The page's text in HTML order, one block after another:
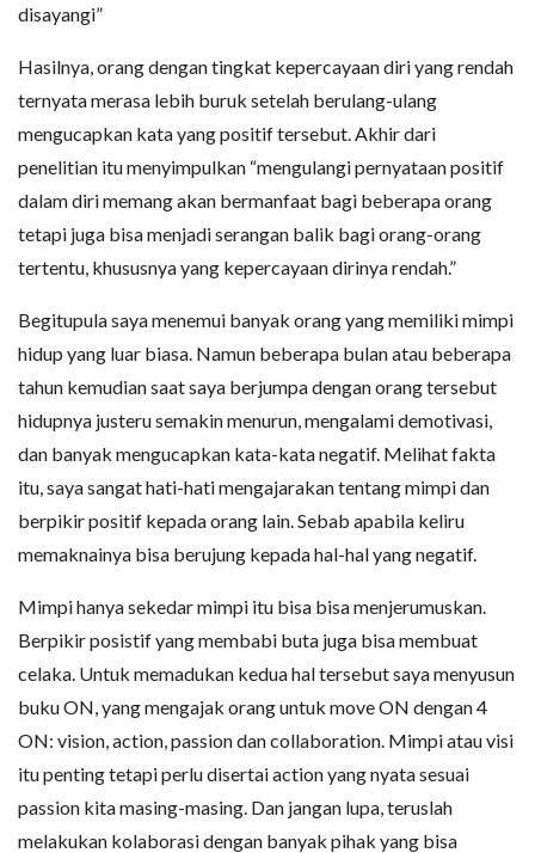
disayangi”
Hasilnya, orang dengan tingkat kepercayaan diri yang rendah
ternyata merasa lebih buruk setelah berulang-ulang
mengucapkan kata yang positif tersebut. Akhir dari
penelitian itu menyimpulkan “mengulangi pernyataan positif
dalam diri memang akan bermanfaat bagi beberapa orang
tetapi juga bisa menjadi serangan balik bagi orang-orang
tertentu, khususnya yang kepercayaan dirinya rendah.”
Begitupula saya menemui banyak orang yang memiliki mimpi
hidup yang luar biasa. Namun beberapa bulan atau beberapa
tahun kemudian saat saya berjumpa dengan orang tersebut
hidupnya justeru semakin menurun, mengalami demotivasi,
dan banyak mengucapkan kata-kata negatif. Melihat fakta
itu, saya sangat hati-hati mengajarakan tentang mimpi dan
berpikir positif kepada orang lain. Sebab apabila keliru
memaknainya bisa berujung kepada hal-hal yang negatif.
Mimpi hanya sekedar mimpi itu bisa bisa menjerumuskan.
Berpikir posistif yang membabi buta juga bisa membuat
celaka. Untuk memadukan kedua hal tersebut saya menyusun
buku ON, yang mengajak orang untuk move ON dengan 4
ON: vision, action, passion dan collaboration. Mimpi atau visi
itu penting tetapi perlu disertai action yang nyata sesuai
passion kita masing-masing. Dan jangan lupa, teruslah
melakukan kolaborasi dengan banyak pihak yang bisa